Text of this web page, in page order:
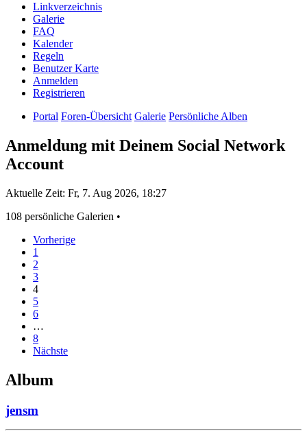
Linkverzeichnis
Galerie
FAQ
Kalender
Regeln
Benutzer Karte
Anmelden
Registrieren
Portal Foren-Übersicht Galerie Persönliche Alben
Anmeldung mit Deinem Social Network
Account
Aktuelle Zeit: Fr, 7. Aug 2026, 18:27
108 persönliche Galerien •
Vorherige
1
2
3
4
5
6
…
8
Nächste
Album
jensm